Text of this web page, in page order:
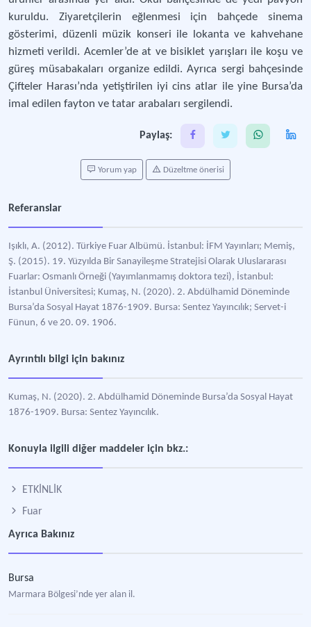
kuruldu. Ziyaretçilerin eğlenmesi için bahçede sinema
gösterimi, düzenli müzik konseri ile lokanta ve kahvehane
hizmeti verildi. Acemler’de at ve bisiklet yarışları ile koşu ve
güreş müsabakaları organize edildi. Ayrıca sergi bahçesinde
Çifteler Harası’nda yetiştirilen iyi cins atlar ile yine Bursa’da
imal edilen fayton ve tatar arabaları sergilendi.
Paylaş:
Yorum yap Düzeltme önerisi
Referanslar
Işıklı, A. (2012). Türkiye Fuar Albümü. İstanbul: İFM Yayınları; Memiş,
Ş. (2015). 19. Yüzyılda Bir Sanayileşme Stratejisi Olarak Uluslararası
Fuarlar: Osmanlı Örneği (Yayımlanmamış doktora tezi), İstanbul:
İstanbul Üniversitesi; Kumaş, N. (2020). 2. Abdülhamid Döneminde
Bursa’da Sosyal Hayat 1876-1909. Bursa: Sentez Yayıncılık; Servet-i
Fünun, 6 ve 20. 09. 1906.
Ayrıntılı bilgi için bakınız
Kumaş, N. (2020). 2. Abdülhamid Döneminde Bursa’da Sosyal Hayat
1876-1909. Bursa: Sentez Yayıncılık.
Konuyla ilgili diğer maddeler için bkz.:
ETKİNLİK
Fuar
Ayrıca Bakınız
Bursa
Marmara Bölgesi’nde yer alan il.